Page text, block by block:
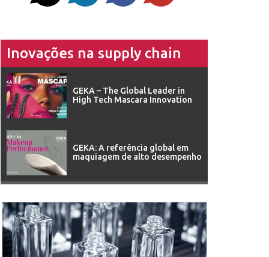
Inovações na supply chain
GEKA – The Global Leader in
High Tech Mascara Innovation
GEKA: A referência global em
maquiagem de alto desempenho